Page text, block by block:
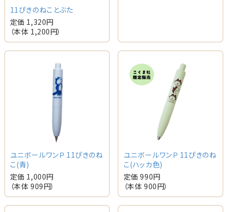
11ぴきのねことぶた
定価 1,320円
（本体 1,200円）
ユニボールワンＰ 11ぴきのね
こ(青)
定価 1,000円
（本体 909円）
ユニボールワンＰ 11ぴきのね
こ(ハッカ色)
定価 990円
（本体 900円）